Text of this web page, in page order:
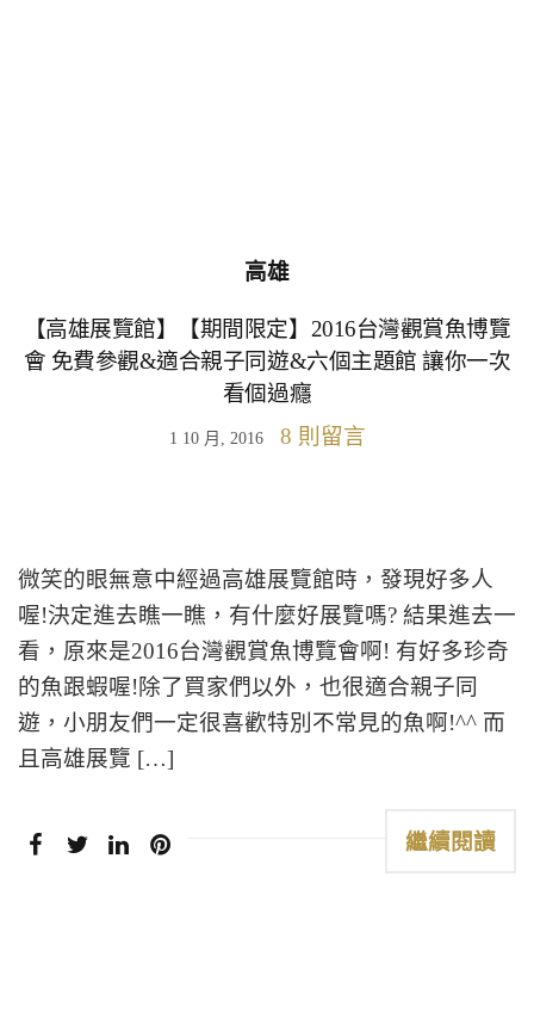
高雄
【高雄展覽館】【期間限定】2016台灣觀賞魚博覽
會 免費參觀&適合親子同遊&六個主題館 讓你一次
看個過癮
1 10 月, 2016 8 則留言
微笑的眼無意中經過高雄展覽館時，發現好多人
喔!決定進去瞧一瞧，有什麼好展覽嗎? 結果進去一
看，原來是2016台灣觀賞魚博覽會啊! 有好多珍奇
的魚跟蝦喔!除了買家們以外，也很適合親子同
遊，小朋友們一定很喜歡特別不常見的魚啊!^^ 而
且高雄展覽 […]
繼續閱讀